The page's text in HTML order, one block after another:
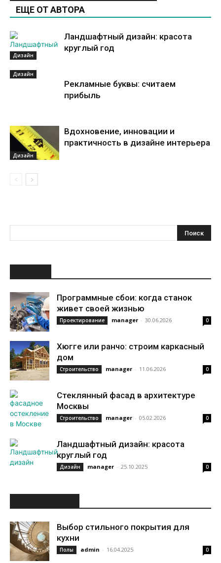
ЕЩЕ ОТ АВТОРА
Дизайн
Ландшафтный дизайн: красота
круглый год
Дизайн
Рекламные буквы: считаем
прибыль
Дизайн
Вдохновение, инновации и
практичность в дизайне интерьера
Программные сбои: когда станок
живет своей жизнью
Проектирование manager - 30.06.2026 0
Хюгге или ранчо: строим каркасный
дом
Строительство manager - 11.06.2026 0
Стеклянный фасад в архитектуре
Москвы
Строительство manager - 05.02.2026 0
Ландшафтный дизайн: красота
круглый год
Дизайн manager - 25.10.2025 0
Выбор стильного покрытия для
кухни
Полы admin - 16.04.2025 0